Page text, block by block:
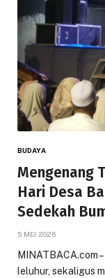
BUDAYA
Mengenang
Hari Desa
Sedekah
5 MEI 2026
MINATBACA.com
leluhur, sekaligus